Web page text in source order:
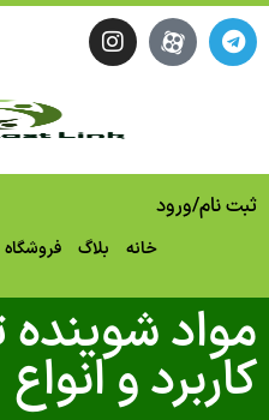
/ورود
بلاگ فروشگاه
شوینده
و انواع